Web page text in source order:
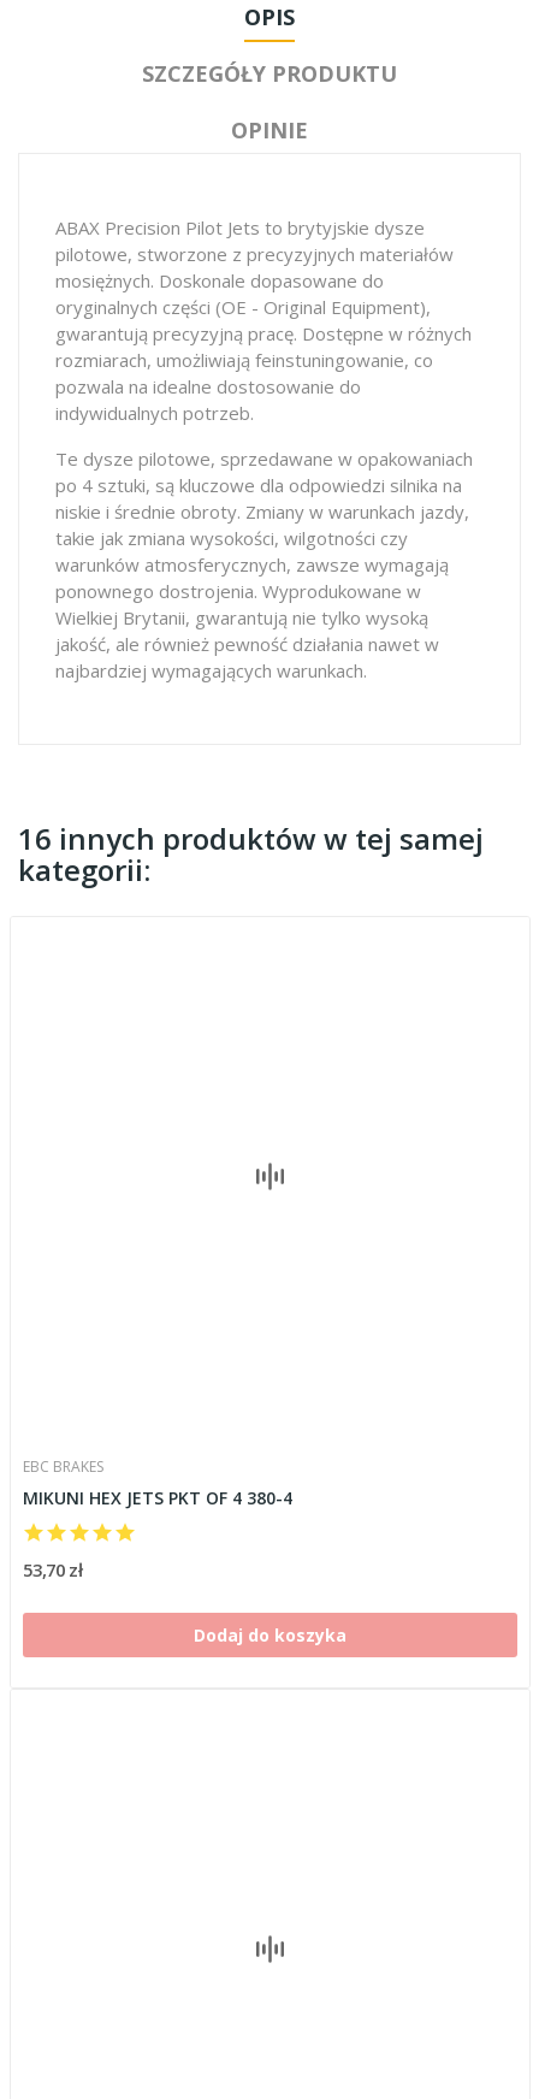
OPIS
SZCZEGÓŁY PRODUKTU
OPINIE
ABAX Precision Pilot Jets to brytyjskie dysze
pilotowe, stworzone z precyzyjnych materiałów
mosiężnych. Doskonale dopasowane do
oryginalnych części (OE - Original Equipment),
gwarantują precyzyjną pracę. Dostępne w różnych
rozmiarach, umożliwiają feinstuningowanie, co
pozwala na idealne dostosowanie do
indywidualnych potrzeb.
Te dysze pilotowe, sprzedawane w opakowaniach
po 4 sztuki, są kluczowe dla odpowiedzi silnika na
niskie i średnie obroty. Zmiany w warunkach jazdy,
takie jak zmiana wysokości, wilgotności czy
warunków atmosferycznych, zawsze wymagają
ponownego dostrojenia. Wyprodukowane w
Wielkiej Brytanii, gwarantują nie tylko wysoką
jakość, ale również pewność działania nawet w
najbardziej wymagających warunkach.
16 innych produktów w tej samej
kategorii:
EBC BRAKES
MIKUNI HEX JETS PKT OF 4 380-4
53,70 zł
Dodaj do koszyka